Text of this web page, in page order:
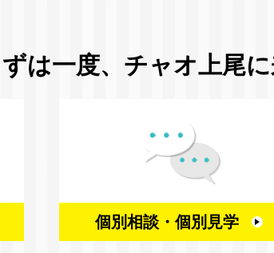
は一度、 チャオ上尾
個別相談・ 個別見学